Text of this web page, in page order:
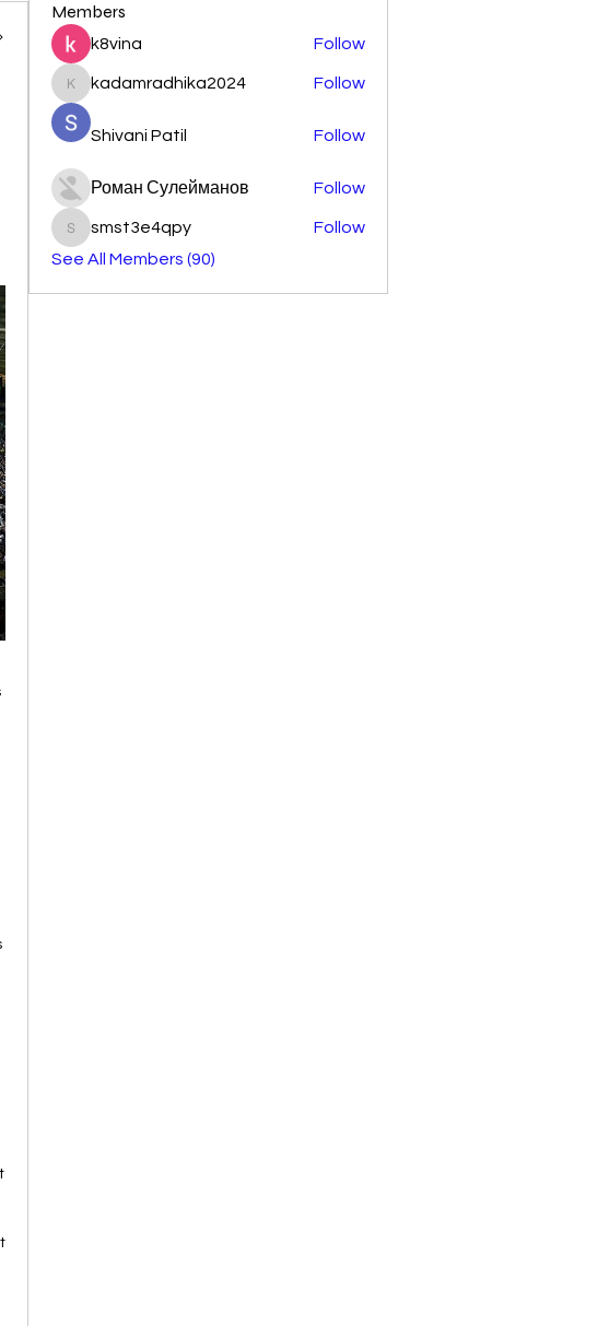
Members
k8vina Follow
kadamradhika2024
kadamradhika2024 Follow
Shivani Patil Follow
Роман Сулейманов Follow
smst3e4qpy
smst3e4qpy
Follow
See All Members (90)